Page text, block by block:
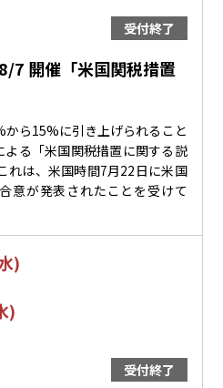
受付終了
7 開催「米国関税措置
ら15%に引き上げられること
る「米国関税措置に関する説
れは、米国時間7月22日に米国
意が発表されたことを受けて
)
)
受付終了